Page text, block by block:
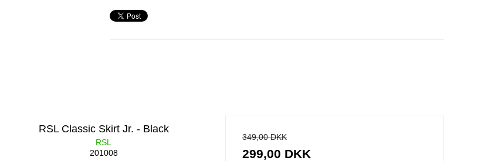
RSL Classic Skirt Jr. - Black
RSL
201008
349,00 DKK
299,00 DKK